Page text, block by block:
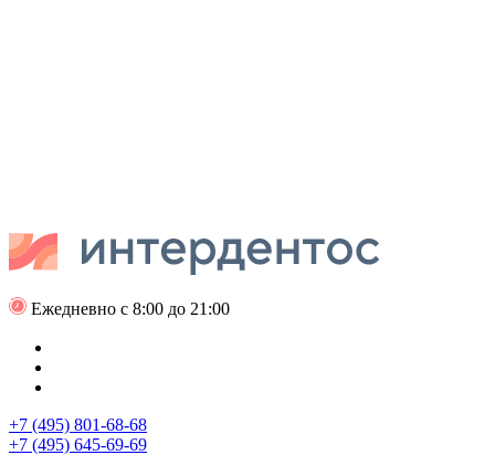
Ежедневно с 8:00 до 21:00
+7 (495) 801-68-68
+7 (495) 645-69-69